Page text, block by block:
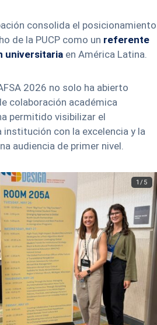
consolida el posicionamiento
de la PUCP como un referente
universitaria en América Latina.
2026 no solo ha abierto
colaboración académica
permitido visibilizar el
con la excelencia y la
audiencia de primer nivel.
1/5